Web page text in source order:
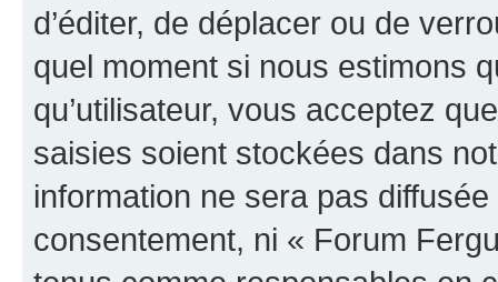
d’éditer, de déplacer ou de
quel moment si nous estimons
qu’utilisateur, vous acceptez
saisies soient stockées dans
information ne sera pas
consentement, ni « Forum